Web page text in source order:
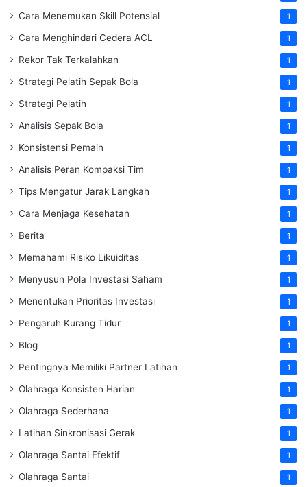
Cara Menemukan Skill Potensial 1
Cara Menghindari Cedera ACL 1
Rekor Tak Terkalahkan 1
Strategi Pelatih Sepak Bola 1
Strategi Pelatih 1
Analisis Sepak Bola 1
Konsistensi Pemain 1
Analisis Peran Kompaksi Tim 1
Tips Mengatur Jarak Langkah 1
Cara Menjaga Kesehatan 1
Berita 1
Memahami Risiko Likuiditas 1
Menyusun Pola Investasi Saham 1
Menentukan Prioritas Investasi 1
Pengaruh Kurang Tidur 1
Blog 1
Pentingnya Memiliki Partner Latihan 1
Olahraga Konsisten Harian 1
Olahraga Sederhana 1
Latihan Sinkronisasi Gerak 1
Olahraga Santai Efektif 1
Olahraga Santai 1